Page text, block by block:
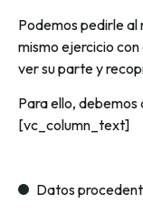
Podemos pedirle al
mismo ejercicio
ver su parte y
Para ello,
[vc_column_text]
Datos